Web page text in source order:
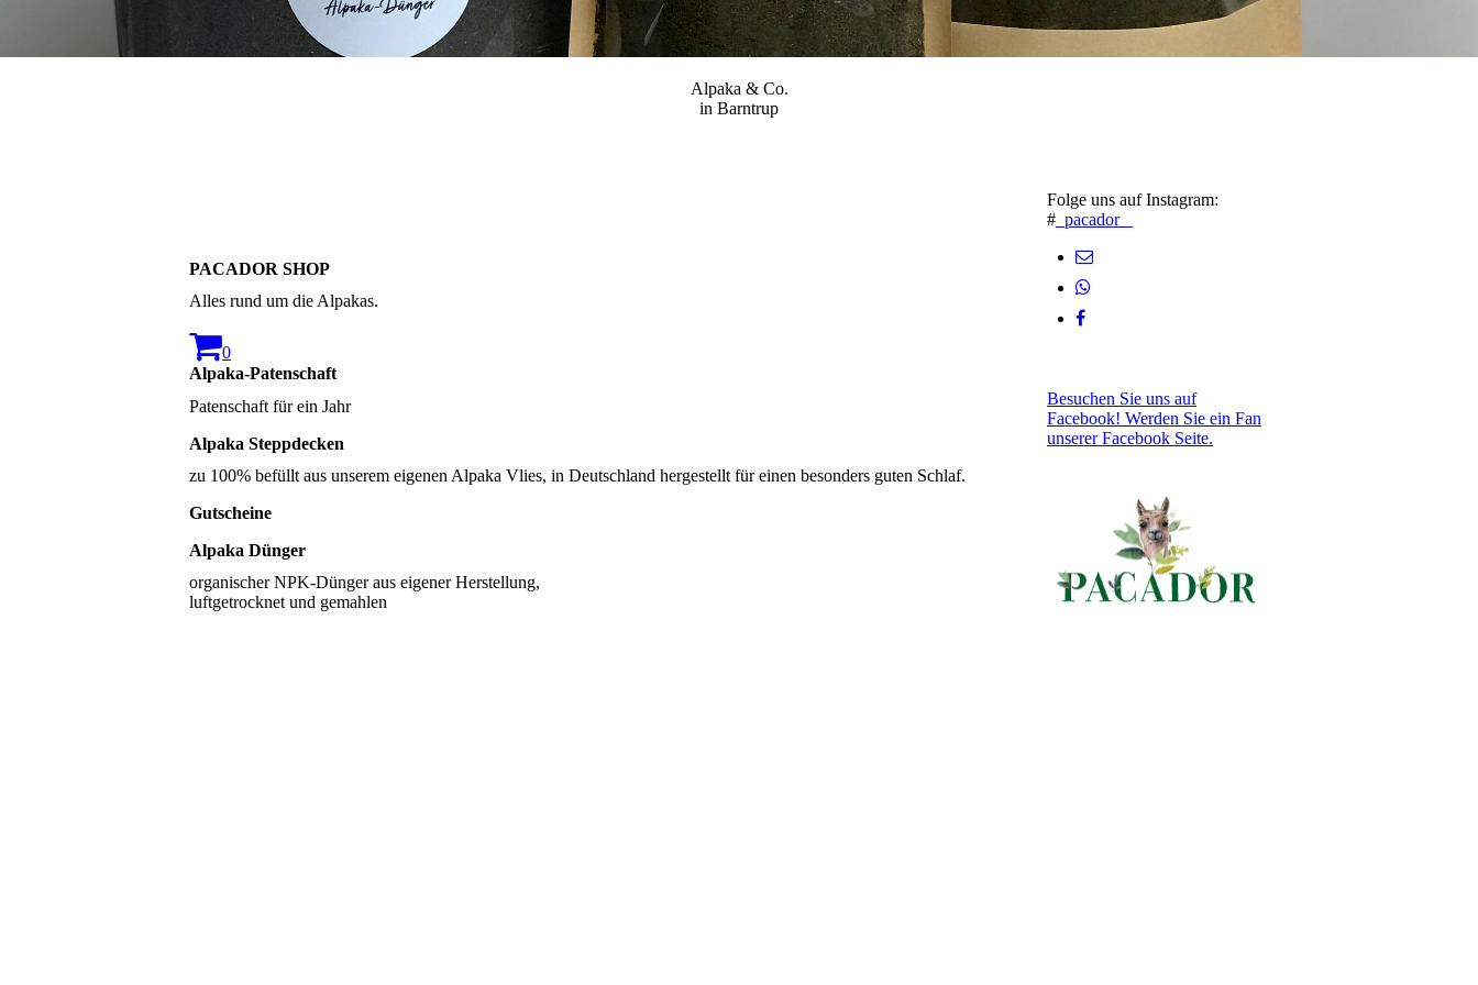
Alpaka & Co.
in Barntrup
PACADOR SHOP
Alles rund um die Alpakas.
0
Alpaka-Patenschaft
Patenschaft für ein Jahr
Alpaka Steppdecken
zu 100% befüllt aus unserem eigenen Alpaka Vlies, in Deutschland hergestellt für einen besonders guten Schlaf.
Gutscheine
Alpaka Dünger
organischer NPK-Dünger aus eigener Herstellung,
Folge uns auf Instagram:
# _pacador_
Besuchen Sie uns auf
Facebook! Werden Sie ein Fan
unserer Facebook Seite.